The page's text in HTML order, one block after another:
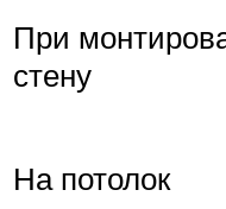
При
стену
На потолок